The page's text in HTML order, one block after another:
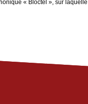
« Bloctel », sur